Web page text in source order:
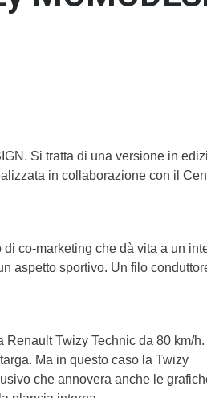
Si tratta di una versione in
in collaborazione con il
co-marketing che dà vita a un
aspetto sportivo. Un filo
Twizy Technic da 80 km/
Ma in questo caso la Twizy
che annovera anche le